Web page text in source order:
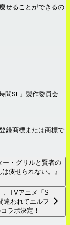
せることができるの
間SE」製作委員会
録商標または商標で
ー・グリルと賢者の
痩せられない。』
、TVアニメ「S
違われてエルフ
ラボ決定！